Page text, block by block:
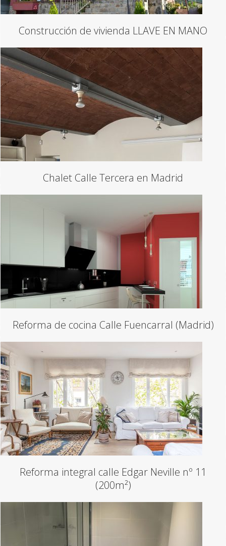
Construcción de vivienda LLAVE EN MANO
Chalet Calle Tercera en Madrid
Reforma de cocina Calle Fuencarral (Madrid)
Reforma integral calle Edgar Neville nº 11
(200m²)